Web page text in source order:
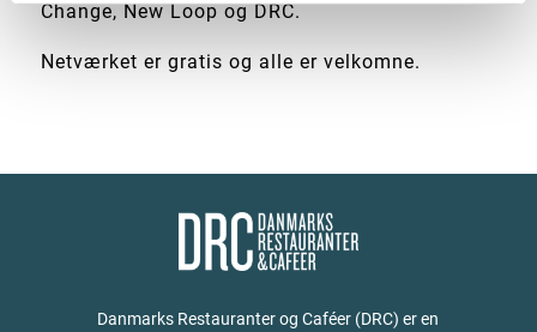
Change, New Loop og DRC.
Netværket er gratis og alle er velkomne.
Danmarks Restauranter og Caféer (DRC) er en